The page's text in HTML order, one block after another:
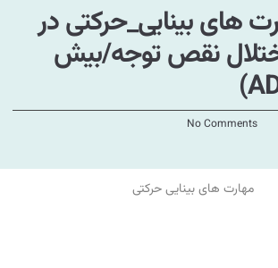
های بینایی_حرکتی در
نقص توجه/بیش
No Comments